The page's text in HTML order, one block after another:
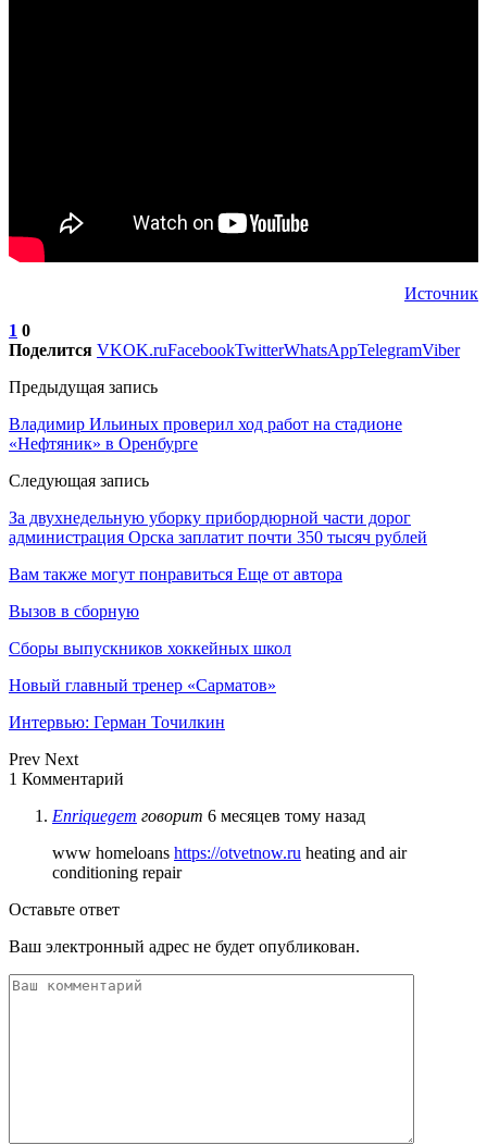
Источник
1 0
Поделится VKOK.ruFacebookTwitterWhatsAppTelegramViber
Предыдущая запись
Владимир Ильиных проверил ход работ на стадионе
«Нефтяник» в Оренбурге
Следующая запись
За двухнедельную уборку прибордюрной части дорог
администрация Орска заплатит почти 350 тысяч рублей
Вам также могут понравиться Еще от автора
Вызов в сборную
Сборы выпускников хоккейных школ
Новый главный тренер «Сарматов»
Интервью: Герман Точилкин
Prev Next
1 Комментарий
Enriquegem говорит 6 месяцев тому назад
www homeloans https://otvetnow.ru heating and air
conditioning repair
Оставьте ответ
Ваш электронный адрес не будет опубликован.